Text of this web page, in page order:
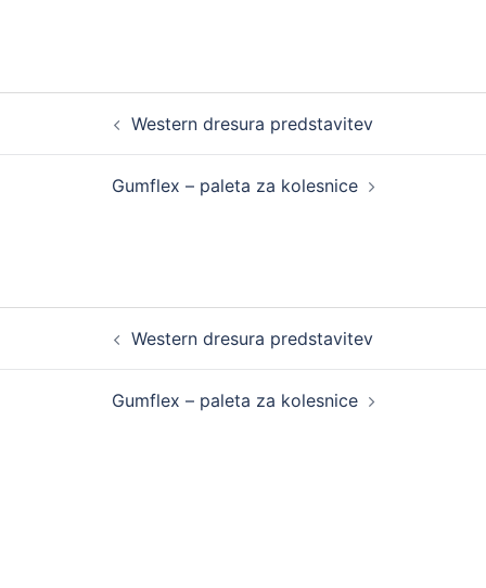
navigation Western dresura predstavitev
Gumflex – paleta za kolesnice
navigation Western dresura predstavitev
Gumflex – paleta za kolesnice